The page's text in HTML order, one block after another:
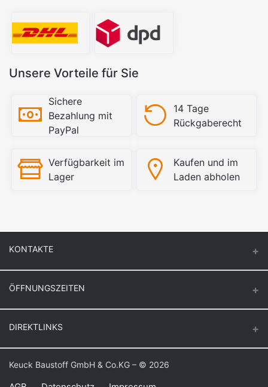
Unsere Vorteile für Sie
Sichere
Bezahlung mit
PayPal
14 Tage
Rückgaberecht
Verfügbarkeit im
Lager
Kaufen und im
Laden abholen
KONTAKTE
Butzenstr. 39
47918 Tönisvorst
Auf Google Maps anzeigen
ÖFFNUNGSZEITEN
Montag – Donnerstag
6:30 – 16:00
DIREKTLINKS
Login
Bestellverlauf
Keuck Baustoff GmbH & Co.KG – © 2026